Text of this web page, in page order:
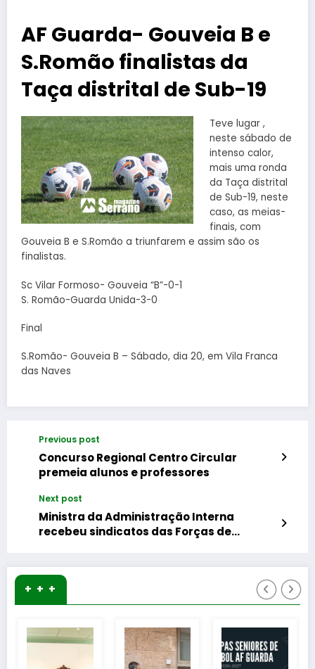
AF Guarda- Gouveia B e
S.Romão finalistas da
Taça distrital de Sub-19
Teve lugar ,
neste sábado de
intenso calor,
mais uma ronda
da Taça distrital
de Sub-19, neste
caso, as meias-
finais, com
Gouveia B e S.Romão a triunfarem e assim são os
finalistas.
Sc Vilar Formoso- Gouveia “B”-0-1
S. Romão-Guarda Unida-3-0
Final
S.Romão- Gouveia B – Sábado, dia 20, em Vila Franca
das Naves
Previous post
Concurso Regional Centro Circular
premeia alunos e professores
Next post
Ministra da Administração Interna
recebeu sindicatos das Forças de
+ + +